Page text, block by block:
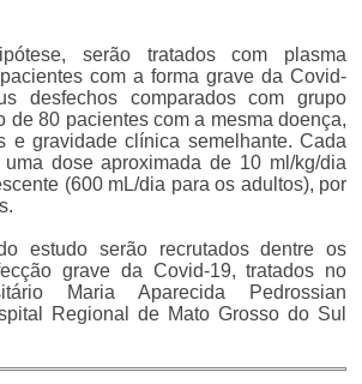
serão tratados com plasma
com a forma grave da Covid-
desfechos comparados com grupo
de 80 pacientes com a mesma doença,
e gravidade clínica semelhante. Cada
uma dose aproximada de 10 ml/kg/dia
(600 mL/dia para os adultos), por
estudo serão recrutados dentre os
grave da Covid-19, tratados no
Maria Aparecida Pedrossian
Regional de Mato Grosso do Sul